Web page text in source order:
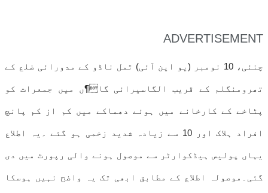
ADVERTISEMENT
چنئی، 10 نومبر (یو این آئی) تمل ناڈو کے مدورائی ضلع کے
تھرومنگلم کے قریب الگاسیرائی گا¶ں میں جمعرات کو
پٹاخے کے کارخانے میں ہوئے دھماکے میں کم از کم پانچ
افراد ہلاک اور 10 سے زیادہ شدید زخمی ہو گئے ۔یہ اطلاع
یہاں پولیس ہیڈکوارٹر سے موصول ہونے والی رپورٹ میں دی
گئی۔موصولہ اطلاع کے مطابق ابھی تک یہ واضح نہیں ہوسکا